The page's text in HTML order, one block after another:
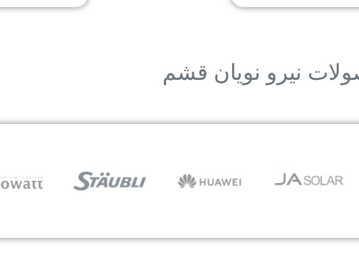
نیرو نویان قشم